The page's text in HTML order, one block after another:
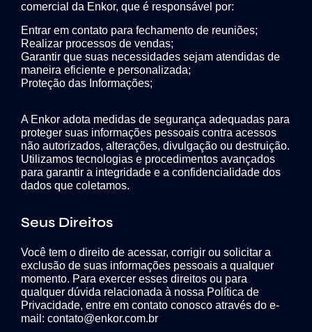
comercial da Enkor, que é responsável por:
Entrar em contato para fechamento de reuniões;
Realizar processos de vendas;
Garantir que suas necessidades sejam atendidas de
maneira eficiente e personalizada;
Proteção das Informações;
A Enkor adota medidas de segurança adequadas para
proteger suas informações pessoais contra acessos
não autorizados, alterações, divulgação ou destruição.
Utilizamos tecnologias e procedimentos avançados
para garantir a integridade e a confidencialidade dos
dados que coletamos.
Seus Direitos
Você tem o direito de acessar, corrigir ou solicitar a
exclusão de suas informações pessoais a qualquer
momento. Para exercer esses direitos ou para
qualquer dúvida relacionada à nossa Política de
Privacidade, entre em contato conosco através do e-
mail: contato@enkor.com.br